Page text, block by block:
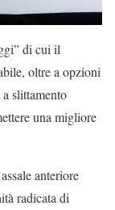
di cui il
oltre a opzioni
slittamento
una migliore
anteriore
radicata di